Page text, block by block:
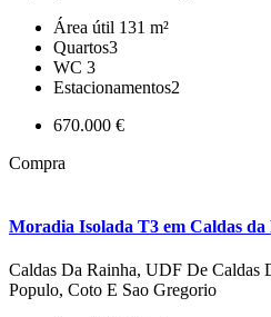
Área útil 131 m²
Quartos3
WC 3
Estacionamentos2
670.000 €
Compra
Moradia Isolada T3 em Caldas da
Caldas Da Rainha, UDF De Caldas
Populo, Coto E Sao Gregorio